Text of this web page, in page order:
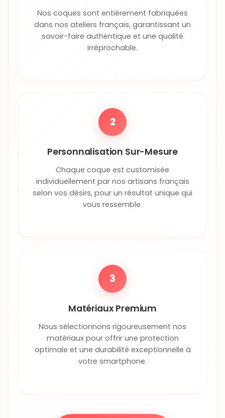
Nos coques sont entièrement fabriquées
dans nos ateliers français, garantissant un
savoir-faire authentique et une qualité
irréprochable.
2
Personnalisation Sur-Mesure
Chaque coque est customisée
individuellement par nos artisans français
selon vos désirs, pour un résultat unique qui
vous ressemble.
3
Matériaux Premium
Nous sélectionnons rigoureusement nos
matériaux pour offrir une protection
optimale et une durabilité exceptionnelle à
votre smartphone.